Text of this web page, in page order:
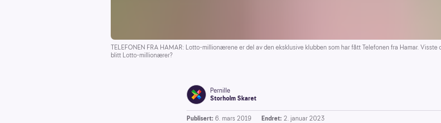
TELEFONEN FRA HAMAR: Lotto-millionærene er del av den eksklusive klubben som har fått Telefonen fra Hamar.
blitt Lotto-millionærer?
Pernille
Storholm Skaret
Publisert: 6. mars 2019 Endret: 2. januar 2023